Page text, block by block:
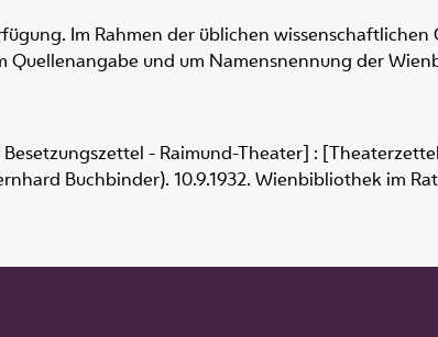
Im Rahmen der üblichen
und um Namensnennung der
- Raimund-Theater] :
Buchbinder). 10.9.1932. Wienbibliothek im